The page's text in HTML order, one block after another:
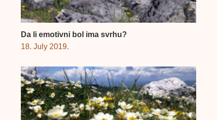
Da li emotivni bol ima svrhu?
18. July 2019.